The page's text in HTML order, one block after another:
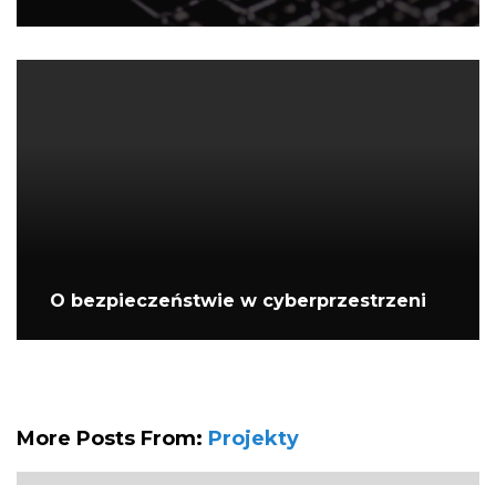
O bezpieczeństwie w cyberprzestrzeni
More Posts From: Projekty